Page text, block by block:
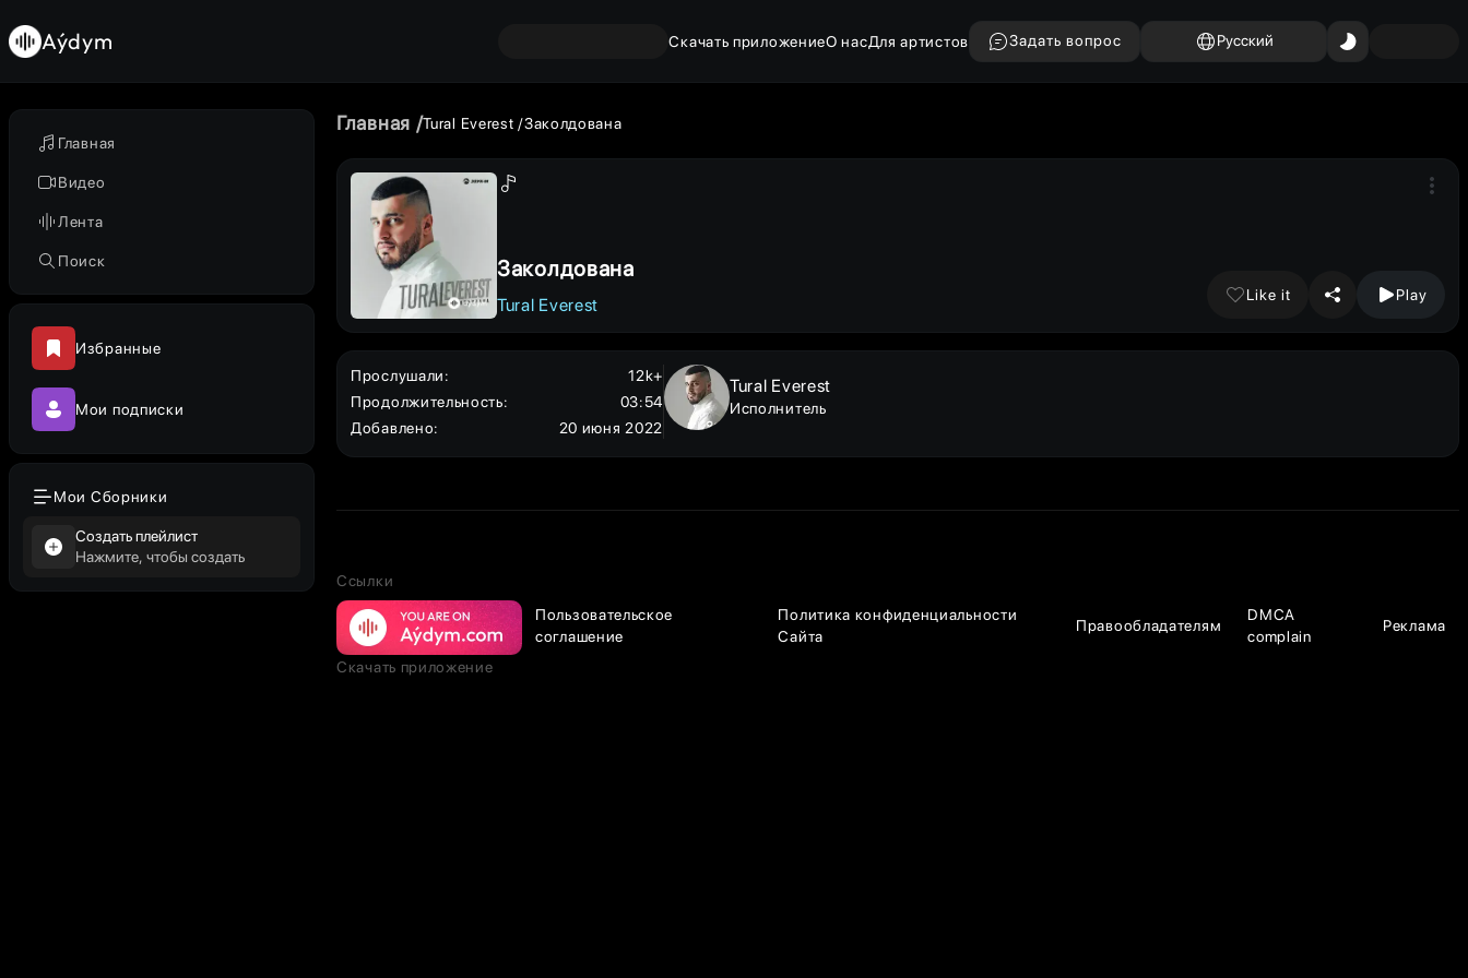
Главная
Видео
Лента
Поиск
Избранные
Мои подписки
Мои Сборники
Создать плейлист
Нажмите, чтобы создать
Aýdym Скачать приложениеО насДля артистов Задать вопрос Русский
Главная Tural Everest Заколдована
Заколдована
Tural Everest
Like it Play
Прослушали:
12k+
Продолжительность:
03:54
Добавлено: 20 июня 2022
Tural Everest
Исполнитель
Ссылки
Пользовательское
соглашение
Политика конфиденциальности
Сайта
Правообладателям
DMCA
complain
Реклама
Скачать приложение